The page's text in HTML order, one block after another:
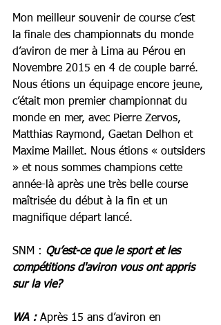
Mon meilleur souvenir de course c’est
la finale des championnats du monde
d’aviron de mer à Lima au Pérou en
Novembre 2015 en 4 de couple barré.
Nous étions un équipage encore jeune,
c’était mon premier championnat du
monde en mer, avec Pierre Zervos,
Matthias Raymond, Gaetan Delhon et
Maxime Maillet. Nous étions « outsiders
» et nous sommes champions cette
année-là après une très belle course
maîtrisée du début à la fin et un
magnifique départ lancé.
SNM : Qu’est-ce que le sport et les
compétitions d'aviron vous ont appris
sur la vie?
WA : Après 15 ans d’aviron en